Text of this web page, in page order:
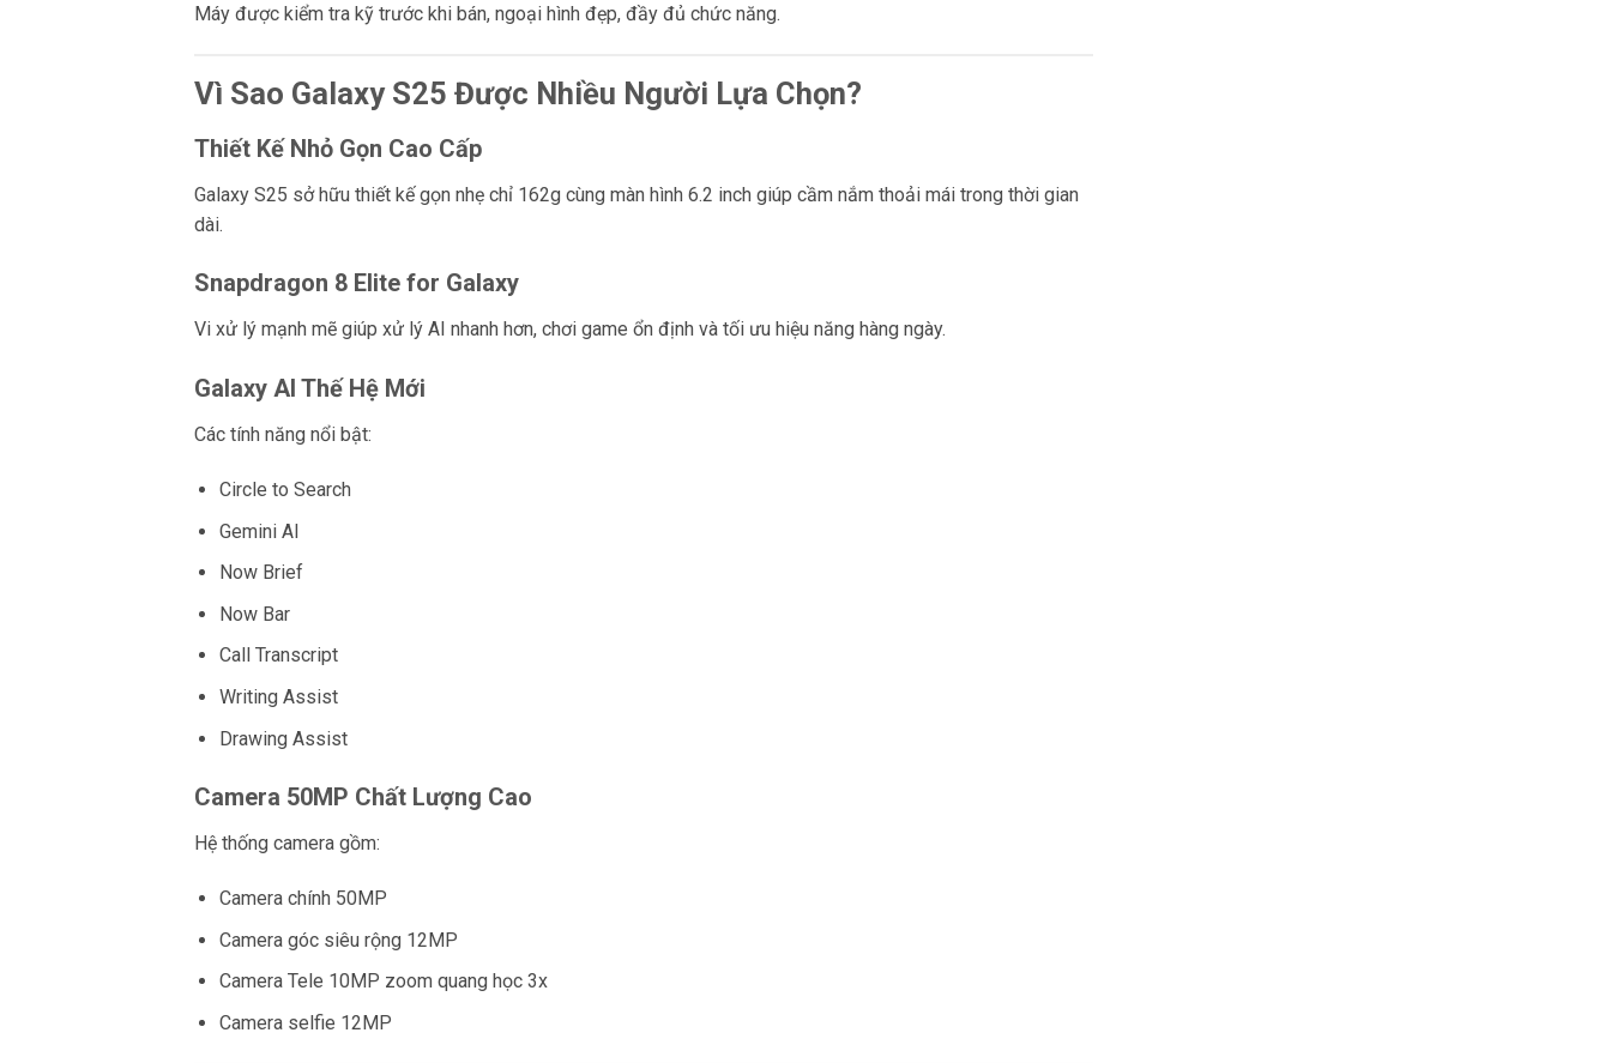
Máy được kiểm tra kỹ trước khi bán, ngoại hình đẹp, đầy đủ chức năng.
Vì Sao Galaxy S25 Được Nhiều Người Lựa Chọn?
Thiết Kế Nhỏ Gọn Cao Cấp
Galaxy S25 sở hữu thiết kế gọn nhẹ chỉ 162g cùng màn hình 6.2 inch giúp cầm nắm thoải mái trong thời gian
dài.
Snapdragon 8 Elite for Galaxy
Vi xử lý mạnh mẽ giúp xử lý AI nhanh hơn, chơi game ổn định và tối ưu hiệu năng hàng ngày.
Galaxy AI Thế Hệ Mới
Các tính năng nổi bật:
Circle to Search
Gemini AI
Now Brief
Now Bar
Call Transcript
Writing Assist
Drawing Assist
Camera 50MP Chất Lượng Cao
Hệ thống camera gồm:
Camera chính 50MP
Camera góc siêu rộng 12MP
Camera Tele 10MP zoom quang học 3x
Camera selfie 12MP